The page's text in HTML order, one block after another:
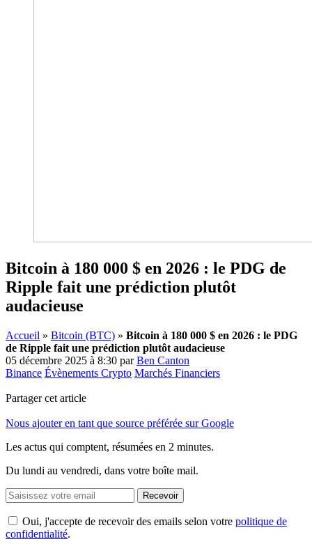
Bitcoin à 180 000 $ en 2026 : le PDG de
Ripple fait une prédiction plutôt
audacieuse
Accueil » Bitcoin (BTC) » Bitcoin à 180 000 $ en 2026 : le PDG
de Ripple fait une prédiction plutôt audacieuse
05 décembre 2025 à 8:30 parBen Canton
Binance Évènements Crypto Marchés Financiers
Partager cet article
Nous ajouter en tant que source préférée sur Google
Les actus qui comptent, résumées en 2 minutes.
Du lundi au vendredi, dans votre boîte mail.
Recevoir
Oui, j'accepte de recevoir des emails selon votre politique de
confidentialité.